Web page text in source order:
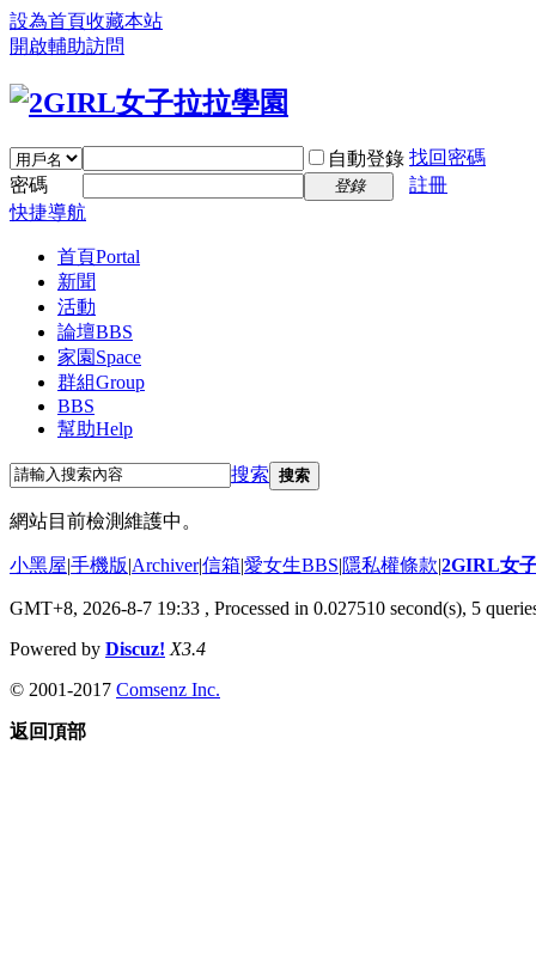
設為首頁收藏本站
開啟輔助訪問
自動登錄 找回密碼
密碼
登錄
註冊
快捷導航
首頁Portal
新聞
活動
論壇BBS
家園 Space
群組Group
BBS
幫助Help
搜索 搜索
網站目前檢測維護中。
小黑屋|手機版|Archiver|信箱|愛女生BBS|隱私權條款|2GIRL女
GMT+8, 2026-8-7 19:33 , Processed in 0.027510 second(s), 5
Powered by Discuz! X3.4
© 2001-2017 Comsenz Inc.
返回頂部